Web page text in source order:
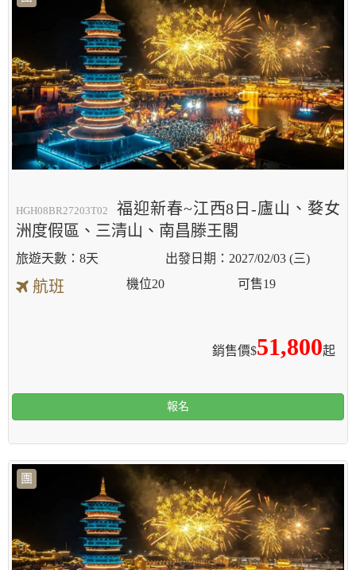
HGH08BR27203T02
福迎新春~江西8日-廬山、婺女
洲度假區、三清山、南昌滕王閣
8天 2027/02/03 (三)
航班
銷售價$51,800起
機位20 可售19
報名
團